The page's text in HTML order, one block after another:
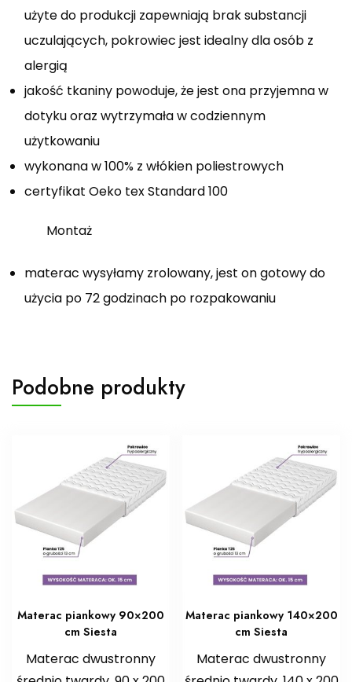
użyte do produkcji zapewniają brak substancji
uczulających, pokrowiec jest idealny dla osób z
alergią
jakość tkaniny powoduje, że jest ona przyjemna w
dotyku oraz wytrzymała w codziennym
użytkowaniu
wykonana w 100% z włókien poliestrowych
certyfikat Oeko tex Standard 100
Montaż
materac wysyłamy zrolowany, jest on gotowy do
użycia po 72 godzinach po rozpakowaniu
Podobne produkty
Materac piankowy 90×200
cm Siesta
Materac dwustronny
Materac piankowy 140×200
cm Siesta
Materac dwustronny